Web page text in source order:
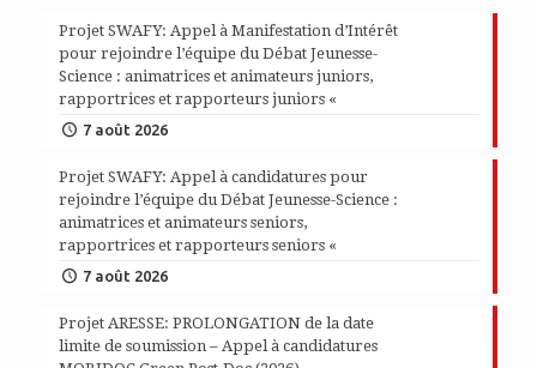
Projet SWAFY: Appel à Manifestation d’Intérêt
pour rejoindre l’équipe du Débat Jeunesse-
Science : animatrices et animateurs juniors,
rapportrices et rapporteurs juniors «
7 août 2026
Projet SWAFY: Appel à candidatures pour
rejoindre l’équipe du Débat Jeunesse-Science :
animatrices et animateurs seniors,
rapportrices et rapporteurs seniors «
7 août 2026
Projet ARESSE: PROLONGATION de la date
limite de soumission – Appel à candidatures